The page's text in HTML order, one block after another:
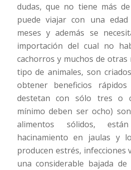
dudas, que no tiene más
puede viajar con una
meses y además se
importación del cual no
cachorros y muchos de
tipo de animales, son
obtener beneficios
destetan con sólo tres o
mínimo deben ser ocho)
alimentos sólidos,
hacinamiento en jaulas y
producen estrés, infecciones
una considerable bajada